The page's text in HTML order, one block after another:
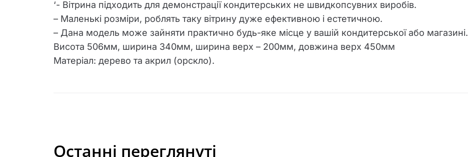
‘- Вітрина підходить для демонстрації кондитерських не швидкопсувних виробів.
– Маленькі розміри, роблять таку вітрину дуже ефективною і естетичною.
– Дана модель може зайняти практично будь-яке місце у вашій кондитерської або магазині.
Висота 506мм, ширина 340мм, ширина верх – 200мм, довжина верх 450мм
Матеріал: дерево та акрил (орскло).
Останні переглянуті